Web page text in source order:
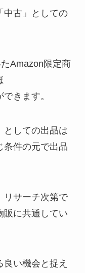
中古」としての
Amazon限定商
きます。
としての出品は
条件の元で出品
リサーチ次第で
販に共通してい
い機会と捉え